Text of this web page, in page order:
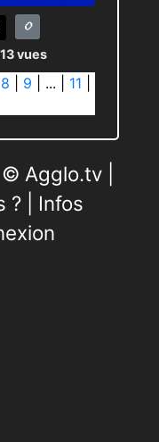
vues
8 9 ... 11
Agglo.tv |
?| Infos